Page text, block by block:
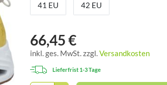
41 EU 42 EU
66,45 €
inkl. ges. MwSt. zzgl.Versandkosten
Lieferfrist 1-3 Tage